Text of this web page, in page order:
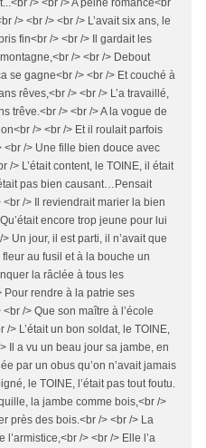
/> <br /> A peine romancé<br
/> <br /> <br /> L’avait six ans, le
fin<br /> <br /> Il gardait les
/> <br /> Debout
se gagne<br /> <br /> Et couché à
rêves,<br /> <br /> L’a travaillé,
trêve.<br /> <br /> A la vogue de
/> <br /> Et il roulait parfois
/> Une fille bien douce avec
/> L’était content, le TOINE, il était
pas bien causant…Pensait
<br /> Il reviendrait marier la bien
encore trop jeune pour lui
Un jour, il est parti, il n’avait que
au fusil et à la bouche un
la râclée à tous les
Pour rendre à la patrie ses
/> Que son maître à l’école
> L’était un bon soldat, le TOINE,
Il a vu un beau jour sa jambe, en
par un obus qu’on n’avait jamais
le TOINE, l’était pas tout foutu.
la jambe comme bois,<br />
près des bois.<br /> <br /> La
l’armistice,<br /> <br /> Elle l’a